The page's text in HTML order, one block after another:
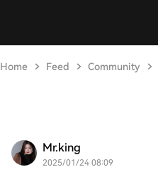
Home Feed Community
Mr.king
2025/01/24 08:09